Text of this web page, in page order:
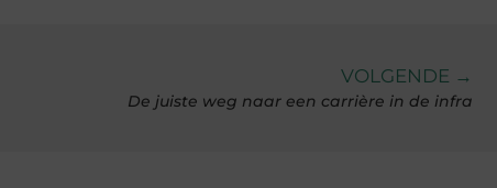
VOLGENDE →
De juiste weg naar een carrière in de infra